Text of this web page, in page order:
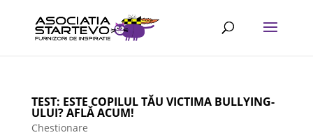
TEST: ESTE COPILUL TĂU VICTIMA BULLYING-
ULUI? AFLĂ ACUM!
Chestionare